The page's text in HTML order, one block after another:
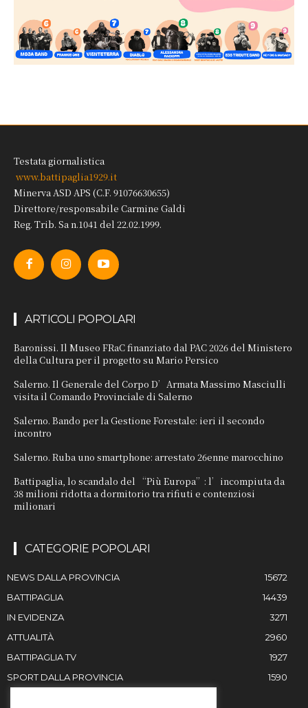
Testata giornalistica
www.battipaglia1929.it
Minerva ASD APS (C.F. 91076630655)
Direttore/responsabile Carmine Galdi
Reg. Trib. Sa n.1041 del 22.02.1999.
ARTICOLI POPOLARI
Baronissi. Il Museo FRaC finanziato dal PAC 2026 del Ministero
della Cultura per il progetto su Mario Persico
Salerno. Il Generale del Corpo D’Armata Massimo Masciulli
visita il Comando Provinciale di Salerno
Salerno. Bando per la Gestione Forestale: ieri il secondo
incontro
Salerno. Ruba uno smartphone: arrestato 26enne marocchino
Battipaglia, lo scandalo del “Più Europa”: l’incompiuta da
38 milioni ridotta a dormitorio tra rifiuti e contenziosi
milionari
CATEGORIE POPOLARI
NEWS DALLA PROVINCIA
15672
BATTIPAGLIA
14439
IN EVIDENZA
3271
ATTUALITÀ
2960
BATTIPAGLIA TV
1927
SPORT DALLA PROVINCIA
1590